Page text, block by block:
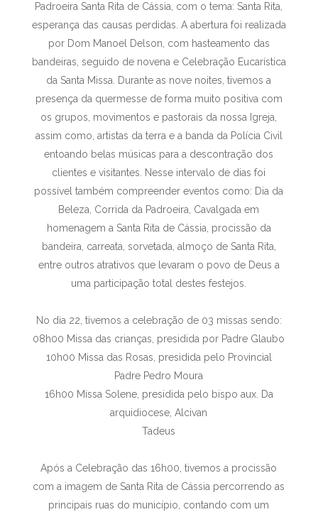
Padroeira Santa Rita de Cássia, com o tema: Santa Rita,
esperança das causas perdidas. A abertura foi realizada
por Dom Manoel Delson, com hasteamento das
bandeiras, seguido de novena e Celebração Eucarística
da Santa Missa. Durante as nove noites, tivemos a
presença da quermesse de forma muito positiva com
os grupos, movimentos e pastorais da nossa Igreja,
assim como, artistas da terra e a banda da Polícia Civil
entoando belas músicas para a descontração dos
clientes e visitantes. Nesse intervalo de dias foi
possível também compreender eventos como: Dia da
Beleza, Corrida da Padroeira, Cavalgada em
homenagem a Santa Rita de Cássia, procissão da
bandeira, carreata, sorvetada, almoço de Santa Rita,
entre outros atrativos que levaram o povo de Deus a
uma participação total destes festejos.
No dia 22, tivemos a celebração de 03 missas sendo:
08h00 Missa das crianças, presidida por Padre Glaubo
10h00 Missa das Rosas, presidida pelo Provincial
Padre Pedro Moura
16h00 Missa Solene, presidida pelo bispo aux. Da
arquidiocese, Alcivan
Tadeus
Após a Celebração das 16h00, tivemos a procissão
com a imagem de Santa Rita de Cássia percorrendo as
principais ruas do município, contando com um